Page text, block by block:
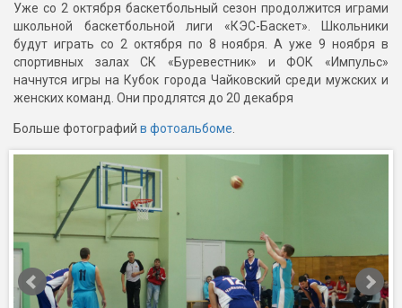
Уже со 2 октября баскетбольный сезон продолжится играми
школьной баскетбольной лиги «КЭС-Баскет». Школьники
будут играть со 2 октября по 8 ноября. А уже 9 ноября в
спортивных залах СК «Буревестник» и ФОК «Импульс»
начнутся игры на Кубок города Чайковский среди мужских и
женских команд. Они продлятся до 20 декабря
Больше фотографий в фотоальбоме